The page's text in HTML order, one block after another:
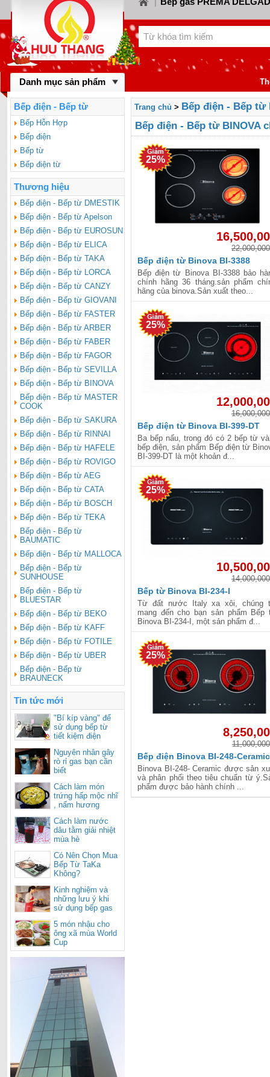
LORCA | Bếp gas CANZY |
KIWA | Bếp gas FABER
BINOVA Bếp gas MASTER
Bếp gas
BAUMATIC | Bếp gas
BLUESTAR | Bếp gas
Danh mục sản phẩm
Bếp điện - Bếp từ
Bếp Hỗn Hợp
Bếp điện
Bếp từ
Bếp điện từ
Thương hiệu
Bếp điện - Bếp từ DMESTIK
Bếp điện - Bếp từ Apelson
Bếp điện - Bếp từ EUROSUN
Bếp điện - Bếp từ ELICA
Bếp điện - Bếp từ TAKA
Bếp điện - Bếp từ LORCA
Bếp điện - Bếp từ CANZY
Bếp điện - Bếp từ GIOVANI
Bếp điện - Bếp từ FASTER
Bếp điện - Bếp từ ARBER
Bếp điện - Bếp từ FABER
Bếp điện - Bếp từ FAGOR
Bếp điện - Bếp từ SEVILLA
Bếp điện - Bếp từ BINOVA
Bếp điện - Bếp từ MASTER
COOK
Bếp điện - Bếp từ SAKURA
Bếp điện - Bếp từ RINNAI
Bếp điện - Bếp từ HAFELE
Bếp điện - Bếp từ ROVIGO
Bếp điện - Bếp từ AEG
Bếp điện - Bếp từ CATA
Bếp điện - Bếp từ BOSCH
Bếp điện - Bếp từ TEKA
Bếp điện - Bếp từ
BAUMATIC
Bếp điện - Bếp từ MALLOCA
Bếp điện - Bếp từ
SUNHOUSE
Bếp điện - Bếp từ
BLUESTAR
Bếp điện - Bếp từ BEKO
Bếp điện - Bếp từ KAFF
Bếp điện - Bếp từ FOTILE
Bếp điện - Bếp từ UBER
Bếp điện - Bếp từ
BRAUNECK
Tin tức mới
"Bí kíp vàng" để
sử dụng bếp từ
tiết kiệm điện
Nguyên nhân gây
rò rỉ gas bạn cần
biết
Cách làm món
trứng hấp mộc nhĩ
, nấm hương
Cách làm nước
dâu tằm giải nhiệt
mùa hè
Có Nên Chọn Mua
Bếp Từ TaKa
Không?
Kinh nghiệm và
những lưu ý khi
sử dụng bếp gas
nóng
5 món nhậu cho
ông xã mùa World
Cup
Trang chủ > Bếp điện - Bếp từ
Bếp điện - Bếp từ BINOVA
25%
Bếp điện từ Binova BI-3388
Bếp điện từ Binova BI-3388 bảo
chính hãng 36 tháng.sản phẩm
hãng của binova.Sản xuất theo...
25%
Bếp điện từ Binova BI-399-DT
Ba bếp nấu, trong đó có 2 bếp từ
bếp điện, sản phẩm Bếp điện từ
BI-399-DT là một khoản đ...
25%
Bếp từ Binova BI-234-I
Từ đất nước Italy xa xôi, chúng
mang đến cho bạn sản phẩm Bếp
Binova BI-234-I, một sản phẩm đ...
25%
Bếp điện Binova BI-248-Ceramic
Binova BI-248- Ceramic được sản
và phân phối theo tiêu chuẩn từ
phẩm được bảo hành chính ...